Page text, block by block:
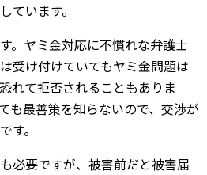
ています。
。ヤミ金対応に不慣れな弁護士
受け付けていてもヤミ金問題は
れて拒否されることもありま
も最善策を知らないので、交渉が
す。
必要ですが、被害前だと被害届